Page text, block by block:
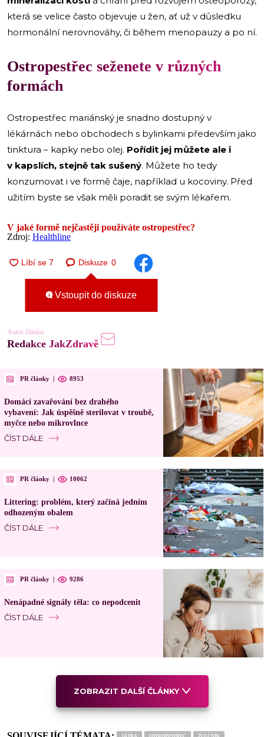
která se velice často objevuje u žen, ať už v důsledku
hormonální nerovnováhy, či během menopauzy a po ní.
Ostropestřec seženete v různých
formách
Ostropestřec mariánský je snadno dostupný v
lékárnách nebo obchodech s bylinkami především jako
tinktura – kapky nebo olej. Pořídit jej můžete ale i
v kapslích, stejně tak sušený. Můžete ho tedy
konzumovat i ve formě čaje, například u kocoviny. Před
užitím byste se však měli poradit se svým lékařem.
V jaké formě nejčastěji používáte ostropestřec?
Zdroj: Healthline
Diskuze 0
Vstoupit do diskuze
Autor článku
Redakce JakZdravě
PR články 8953
Domácí zavařování bez drahého
vybavení: Jak úspěšně sterilovat v troubě,
myčce nebo mikrovlnce
ČÍST DÁLE
PR články 10062
Littering: problém, který začíná jedním
odhozeným obalem
ČÍST DÁLE
PR články 9286
Nenápadné signály těla: co nepodcenit
ČÍST DÁLE
ZOBRAZIT DALŠÍ ČLÁNKY